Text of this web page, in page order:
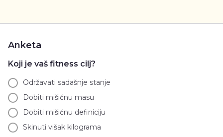
Anketa
Koji je vaš fitness cilj?
Održavati sadašnje stanje
Dobiti mišićnu masu
Dobiti mišićnu definiciju
Skinuti višak kilograma